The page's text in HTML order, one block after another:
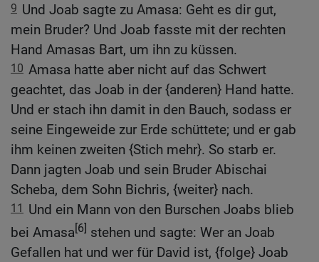
9 Und Joab sagte zu Amasa: Geht es dir gut,
mein Bruder? Und Joab fasste mit der rechten
Hand Amasas Bart, um ihn zu küssen.
10 Amasa hatte aber nicht auf das Schwert
geachtet, das Joab in der {anderen} Hand hatte.
Und er stach ihn damit in den Bauch, sodass er
seine Eingeweide zur Erde schüttete; und er gab
ihm keinen zweiten {Stich mehr}. So starb er.
Dann jagten Joab und sein Bruder Abischai
Scheba, dem Sohn Bichris, {weiter} nach.
11 Und ein Mann von den Burschen Joabs blieb
bei Amasa[6] stehen und sagte: Wer an Joab
Gefallen hat und wer für David ist, {folge} Joab